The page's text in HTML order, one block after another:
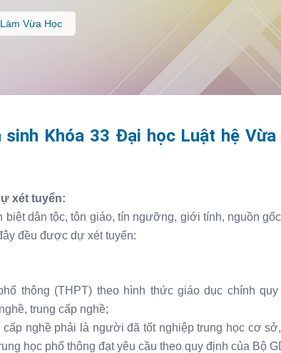
Vừa Học
sinh Khóa 33 Đại học Luật hệ
xét tuyển:
biệt dân tộc, tôn giáo, tín ngưỡng, giới tính, nguồn
đều được dự xét tuyển:
thông (THPT) theo hình thức giáo dục chính
trung cấp nghề;
nghề phải là người đã tốt nghiệp trung học cơ
học phổ thông đạt yêu cầu theo quy định của Bộ